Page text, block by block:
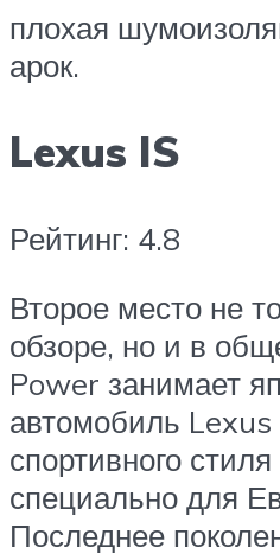
плохая
арок.
Lexus IS
Рейтинг: 4.8
Второе место не
обзоре, но и в
Power занимает
автомобиль
спортивного
специально для
Последнее